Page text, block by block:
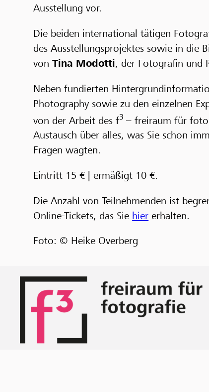
Ausstellung vor.
Die beiden international tätigen
des Ausstellungsprojektes sowie in die
vonTina Modotti, der Fotografin und
Neben fundierten
Photography sowie zu den einzelnen
von der Arbeit desf3 – freiraum für
Austausch über alles, was Sie schon
Fragen wagten.
Eintritt 15 € | ermäßigt 10 €.
Die Anzahl von Teilnehmenden ist
Online-Tickets, das Sie hier erhalten.
Foto: © Heike Overberg